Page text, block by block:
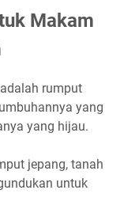
Makam
rumput
yang
yang hijau.
jepang, tanah
untuk